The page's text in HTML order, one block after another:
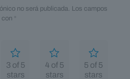
no será publicada. Los campos
con *
3 of 5
stars
4 of 5
stars
5 of 5
stars